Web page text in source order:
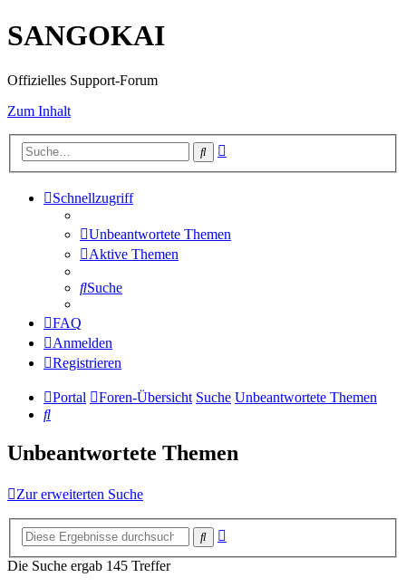
SANGOKAI
Offizielles Support-Forum
Zum Inhalt
Suche
Schnellzugriff
Unbeantwortete Themen
Aktive Themen
Suche
FAQ
Anmelden
Registrieren
Portal Foren-Übersicht Suche Unbeantwortete Themen
Suche
Unbeantwortete Themen
Zur erweiterten Suche
Suche
Die Suche ergab 145 Treffer